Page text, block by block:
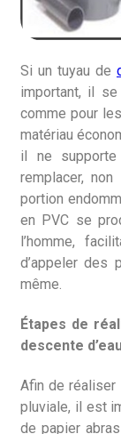
Si un tuyau de
important, il
comme pour
matériau
il ne
remplacer,
portion
en PVC se
l’homme,
d’appeler des
même.
Étapes de
descente
Afin de réaliser
pluviale, il est
de papier